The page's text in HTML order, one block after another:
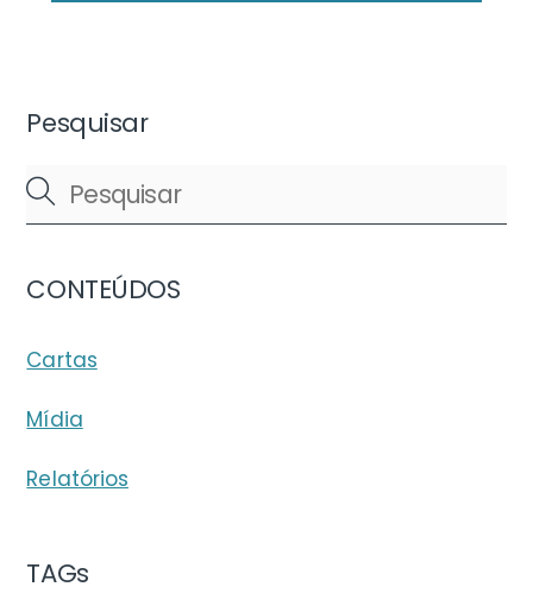
Pesquisar
CONTEÚDOS
Cartas
Mídia
Relatórios
TAGs